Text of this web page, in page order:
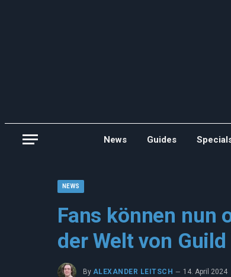
News Guides
NEWS
Fans können nun
der Welt von
By ALEXANDER LEITSCH 14. April 2024